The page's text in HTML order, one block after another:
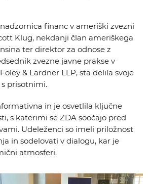
postati član
financ v ameriški zvezni
Klug, nekdanji član ameriškega
ter direktor za odnose z
zvezne javne prakse v
& Lardner LLP, sta delila svoje
prisotnimi.
in je osvetlila ključne
s katerimi se ZDA soočajo pred
Udeleženci so imeli priložnost
in sodelovati v dialogu, kar je
atmosferi.